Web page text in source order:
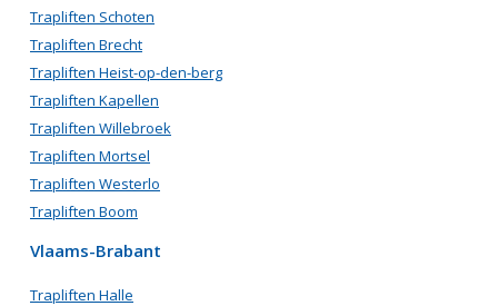
Trapliften Schoten
Trapliften Brecht
Trapliften Heist-op-den-berg
Trapliften Kapellen
Trapliften Willebroek
Trapliften Mortsel
Trapliften Westerlo
Trapliften Boom
Vlaams-Brabant
Trapliften Halle